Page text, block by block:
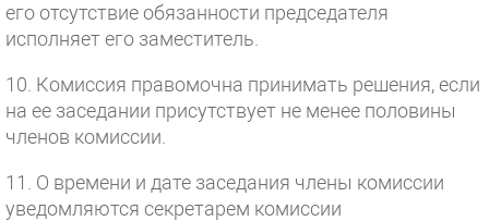
его отсутствие обязанности председателя
исполняет его заместитель.
10. Комиссия правомочна принимать решения, если
на ее заседании присутствует не менее половины
членов комиссии.
11. О времени и дате заседания члены комиссии
уведомляются секретарем комиссии